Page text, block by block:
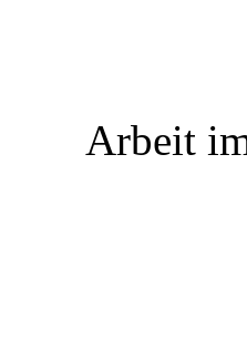
Arbeit